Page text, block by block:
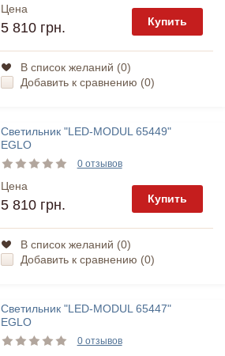
Цена
5 810 грн. Купить
В список желаний (0)
Добавить к сравнению (0)
Светильник "LED-MODUL 65449"
EGLO
0 отзывов
Цена
5 810 грн. Купить
В список желаний (0)
Добавить к сравнению (0)
Светильник "LED-MODUL 65447"
EGLO
0 отзывов